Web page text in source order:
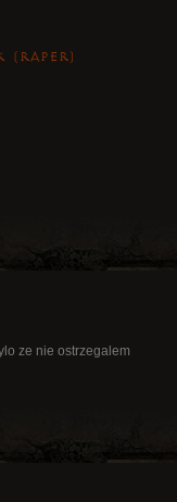
ze nie ostrzegalem